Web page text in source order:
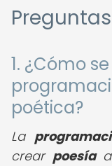
1. ¿Cómo
poética?
La
crear poesíaa